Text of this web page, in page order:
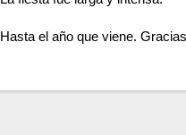
Hasta el año que viene.